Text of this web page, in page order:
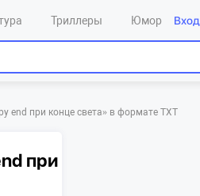
Триллеры Юмор Вход
end при конце света»‎ в формате TXT
при